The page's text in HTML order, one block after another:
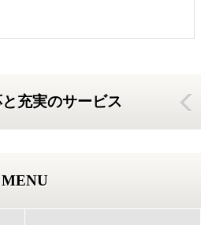
充実のサービス
MENU